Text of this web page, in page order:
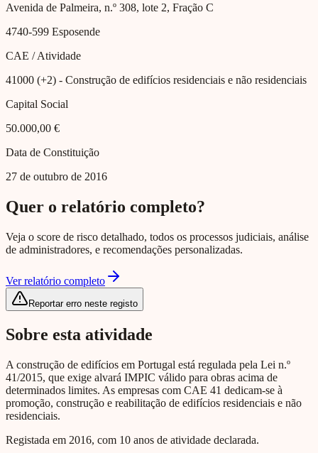
Avenida de Palmeira, n.º 308, lote 2, Fração C
4740-599 Esposende
CAE / Atividade
41000 (+2) - Construção de edifícios residenciais e não residenciais
Capital Social
50.000,00 €
Data de Constituição
27 de outubro de 2016
Quer o relatório completo?
Veja o score de risco detalhado, todos os processos judiciais, análise
de administradores, e recomendações personalizadas.
Ver relatório completo
Reportar erro neste registo
Sobre esta atividade
A construção de edifícios em Portugal está regulada pela Lei n.º
41/2015, que exige alvará IMPIC válido para obras acima de
determinados limites. As empresas com CAE 41 dedicam-se à
promoção, construção e reabilitação de edifícios residenciais e não
residenciais.
Registada em 2016, com 10 anos de atividade declarada.